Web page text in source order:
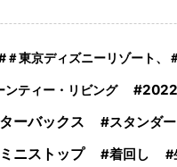
＃東京ディズニーリゾート、
ンティー・リビング
ーバックス スタンダ
ミニストップ 着回し